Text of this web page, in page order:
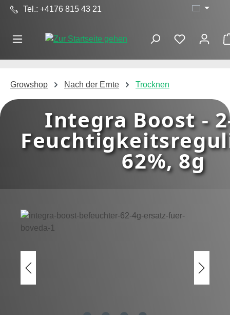
Zum Hauptinhalt springen
Tel.: +4176 815 43 21
Growshop Nach der Ernte Trocknen
Integra Boost -
62%, 8g
Bildergalerie überspringen